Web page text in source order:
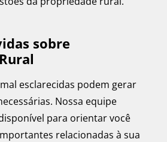
sobre
esclarecidas podem gerar
Nossa equipe
para orientar você
relacionadas à sua